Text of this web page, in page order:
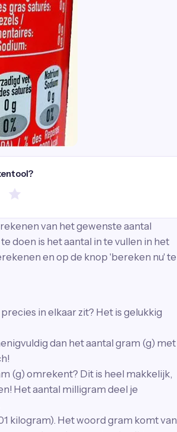
van het gewenste aantal
doen is het aantal in te vullen in het
en op de knop 'bereken nu' te
in elkaar zit? Het is gelukkig
dan het aantal gram (g) met
(g) omrekent? Dit is heel makkelijk,
Het aantal milligram deel je
kilogram). Het woord gram komt van